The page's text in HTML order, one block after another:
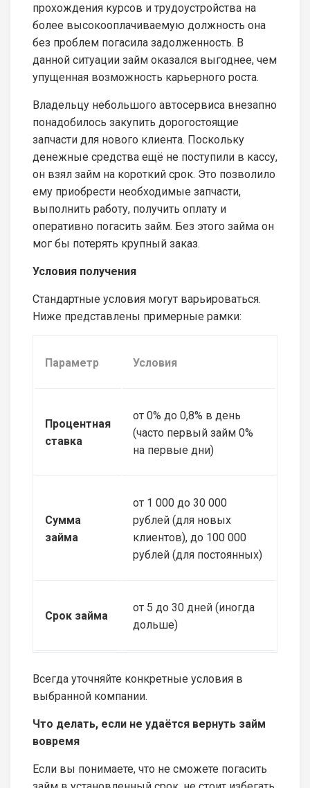
прохождения курсов и трудоустройства на
более высокооплачиваемую должность она
без проблем погасила задолженность. В
данной ситуации займ оказался выгоднее, чем
упущенная возможность карьерного роста.
Владельцу небольшого автосервиса внезапно
понадобилось закупить дорогостоящие
запчасти для нового клиента. Поскольку
денежные средства ещё не поступили в кассу,
он взял займ на короткий срок. Это позволило
ему приобрести необходимые запчасти,
выполнить работу, получить оплату и
оперативно погасить займ. Без этого займа он
мог бы потерять крупный заказ.
Условия получения
Стандартные условия могут варьироваться.
Ниже представлены примерные рамки:
Параметр Условия
Процентная
ставка
от 0% до 0,8% в день
(часто первый займ 0%
на первые дни)
Сумма
займа
от 1 000 до 30 000
рублей (для новых
клиентов), до 100 000
рублей (для постоянных)
Срок займа
от 5 до 30 дней (иногда
дольше)
Всегда уточняйте конкретные условия в
выбранной компании.
Что делать, если не удаётся вернуть займ
вовремя
Если вы понимаете, что не сможете погасить